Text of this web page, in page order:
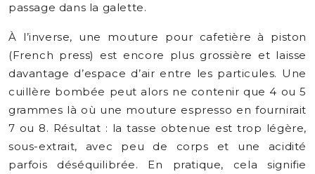
passage dans la galette.
À l’inverse, une mouture pour cafetière à piston
(French press) est encore plus grossière et laisse
davantage d’espace d’air entre les particules. Une
cuillère bombée peut alors ne contenir que 4 ou 5
grammes là où une mouture espresso en fournirait
7 ou 8. Résultat : la tasse obtenue est trop légère,
sous-extrait, avec peu de corps et une acidité
parfois déséquilibrée. En pratique, cela signifie